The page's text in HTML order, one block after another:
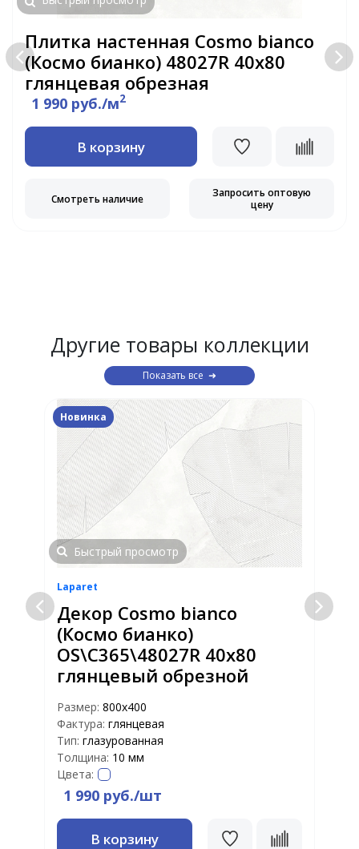
Плитка настенная Cosmo bianco
(Космо бианко) 48027R 40x80
глянцевая обрезная
1 990 руб./м2
В корзину
Смотреть наличие
Запросить оптовую
цену
Другие товары коллекции
Показать все
Новинка
Быстрый просмотр
Laparet
Декор Cosmo bianco
(Космо бианко)
OS\C365\48027R 40x80
глянцевый обрезной
Размер: 800х400
Фактура: глянцевая
Тип: глазурованная
Толщина: 10 мм
Цвета:
1 990 руб./шт
В корзину